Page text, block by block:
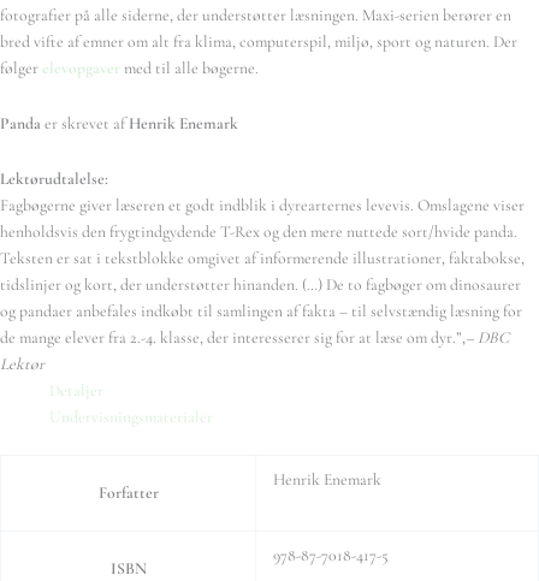
fotografier på alle siderne, der understøtter læsningen. Maxi-serien berører en
bred vifte af emner om alt fra klima, computerspil, miljø, sport og naturen. Der
følger elevopgavermed til alle bøgerne.
Pandaer skrevet afHenrik Enemark
Lektørudtalelse:
Fagbøgerne giver læseren et godt indblik i dyrearternes levevis. Omslagene viser
henholdsvis den frygtindgydende T-Rex og den mere nuttede sort/hvide panda.
Teksten er sat i tekstblokke omgivet af informerende illustrationer, faktabokse,
tidslinjer og kort, der understøtter hinanden. (…) De to fagbøger om dinosaurer
og pandaer anbefales indkøbt til samlingen af fakta – til selvstændig læsning for
de mange elever fra 2.-4. klasse, der interesserer sig for at læse om dyr.”,– DBC
Lektør
Detaljer
Undervisningsmaterialer
Forfatter
Henrik Enemark
ISBN
978-87-7018-417-5